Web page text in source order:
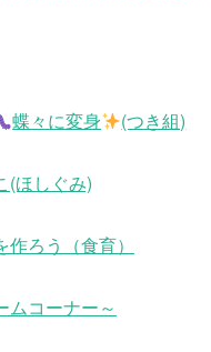
蝶々に変身 (つき組)
(ほしぐみ)
ろう（食育）
コーナー～